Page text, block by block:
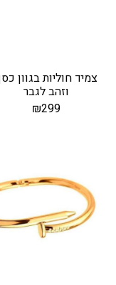
צמיד חוליות בגוון
וזהב לגבר
₪299